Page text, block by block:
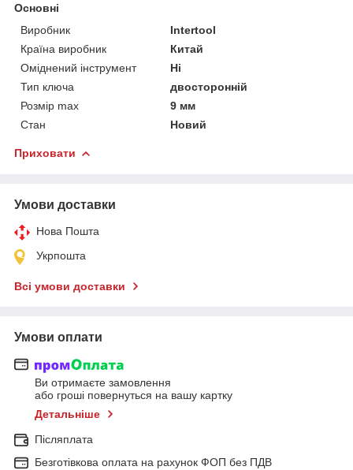
Основні
Виробник
Intertool
Країна виробник
Китай
Оміднений інструмент
Ні
Тип ключа
двосторонній
Розмір max
9 мм
Стан
Новий
Приховати
Умови доставки
Нова Пошта
Укрпошта
Всі умови доставки
Умови оплати
Ви отримаєте замовлення
або гроші повернуться на вашу картку
Детальніше
Післяплата
Безготівкова оплата на рахунок ФОП без ПДВ